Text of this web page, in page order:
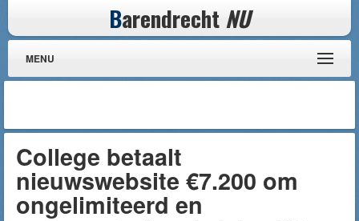
Barendrecht NU
MENU
College betaalt
nieuwswebsite €7.200 om
ongelimiteerd en